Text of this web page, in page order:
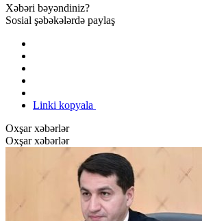
Xəbəri bəyəndiniz?
Sosial şəbəkələrdə paylaş
Linki kopyala
Oxşar xəbərlər
Oxşar xəbərlər